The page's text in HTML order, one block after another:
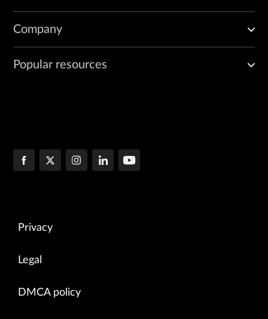
Company
Popular resources
Privacy
Legal
DMCA policy